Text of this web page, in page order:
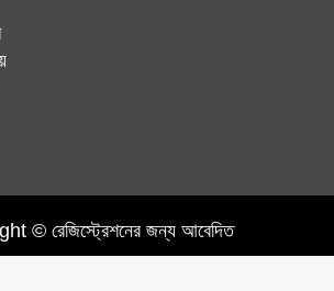
© রেজিস্ট্রেশনের জন্য আবেদিত